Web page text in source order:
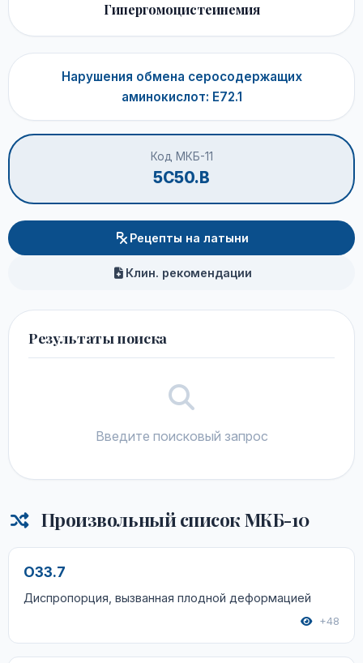
Гипергомоцистеинемия
Нарушения обмена серосодержащих
аминокислот: E72.1
Код МКБ-11
5C50.B
Рецепты на латыни
Клин. рекомендации
Результаты поиска
Введите поисковый запрос
Произвольный список МКБ-10
O33.7
Диспропорция, вызванная плодной деформацией
+48